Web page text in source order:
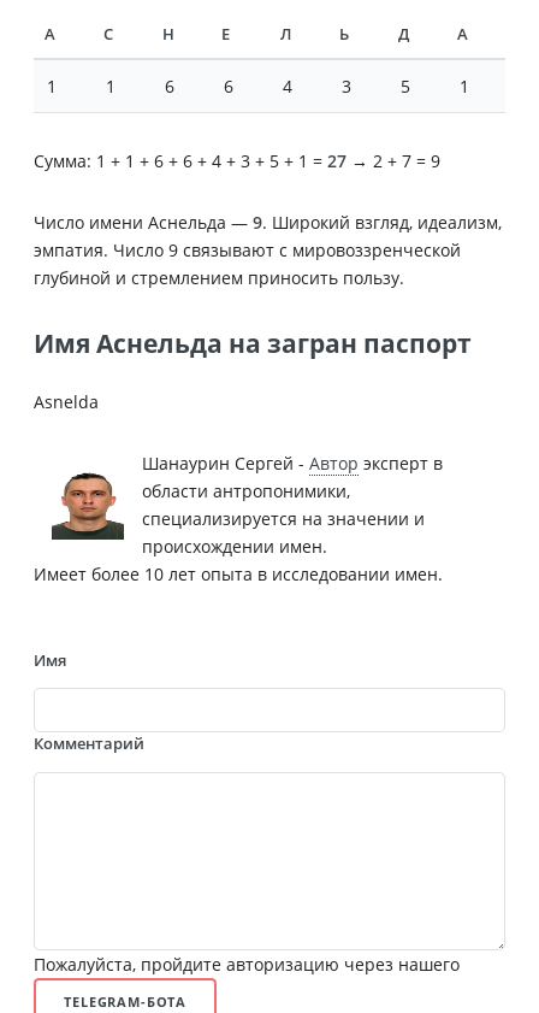
А С Н Е Л Ь Д А
1 1 6 6 4 3 5 1
Сумма: 1 + 1 + 6 + 6 + 4 + 3 + 5 + 1 = 27 → 2 + 7 = 9
Число имени Аснельда — 9. Широкий взгляд, идеализм,
эмпатия. Число 9 связывают с мировоззренческой
глубиной и стремлением приносить пользу.
Имя Аснельда на загран паспорт
Asnelda
Шанаурин Сергей - Автор эксперт в
области антропонимики,
специализируется на значении и
происхождении имен.
Имеет более 10 лет опыта в исследовании имен.
Имя
Комментарий
Пожалуйста, пройдите авторизацию через нашего
TELEGRAM-БОТА